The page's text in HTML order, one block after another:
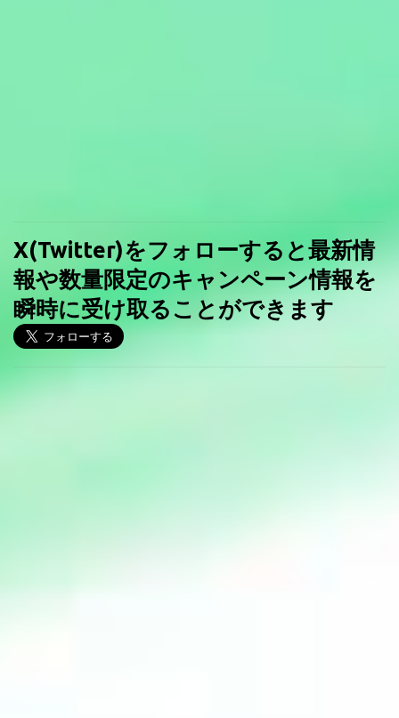
X(Twitter)をフォローすると最新情
報や数量限定のキャンペーン情報を
瞬時に受け取ることができます